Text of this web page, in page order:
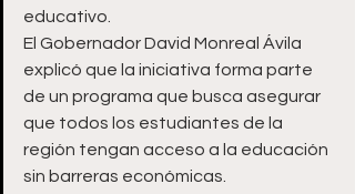
educativo.
El Gobernador David Monreal Ávila
explicó que la iniciativa forma parte
de un programa que busca asegurar
que todos los estudiantes de la
región tengan acceso a la educación
sin barreras económicas.